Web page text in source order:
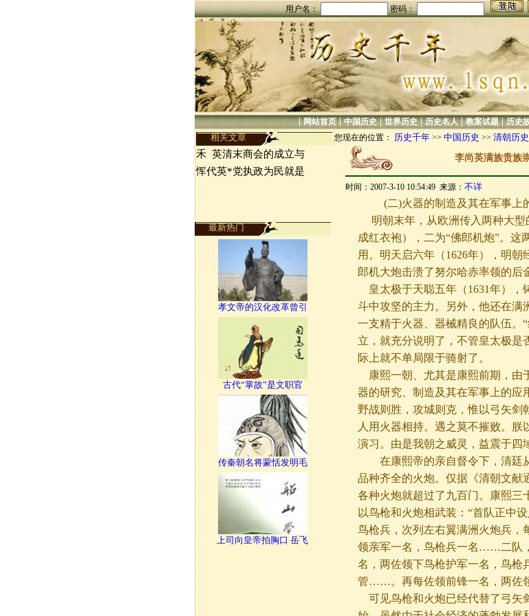
用户名： 密码：
|网站首页|中国历史|世界历史|历史名人|教案试题|历史
相关文章
您现在的位置： 历史千年>> 中国历史 >> 清朝历史
禾 英清末商会的成立与
恽代英*党执政为民就是
最新热门
孝文帝的汉化改革曾引
古代“掌故”是文职官
传秦朝名将蒙恬发明毛
上司向皇帝拍胸口 岳飞
李尚英满族贵族
时间：2007-3-10 10:54:49 来源： 不详
(二)火器的制造及其在军事上
明朝末年，从欧洲传入两种大
成红衣袍），二为“佛郎机炮”。
用。明天启六年（1626年），明
郎机大炮击溃了努尔哈赤率领的后
皇太极于天聪五年（1631年），
斗中攻坚的主力。另外，他还在满
一支精于火器、器械精良的队伍。
立，就充分说明了，不管皇太极是
际上就不单局限于骑射了。
康熙一朝、尤其是康熙前期，由
器的研究、制造及其在军事上的应
野战则胜，攻城则克，惟以弓矢剑
人用火器相持。遇之莫不摧败。
演习。由是我朝之威灵，益震于四
在康熙帝的亲自督令下，清廷
品种齐全的火炮。仅据《清朝文献
各种火炮就超过了九百门。康熙三
以鸟枪和火炮相武装：“首队正中
鸟枪兵，次列左右翼满洲火炮兵，
领亲军一名，鸟枪兵一名……二队
名，两佐领下鸟枪护军一名，鸟枪
管……。再每佐领前锋一名，两佐
可见鸟枪和火炮已经代替了弓矢